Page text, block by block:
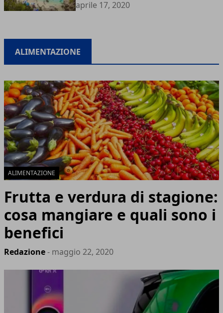
aprile 17, 2020
ALIMENTAZIONE
ALIMENTAZIONE
Frutta e verdura di stagione:
cosa mangiare e quali sono i
benefici
Redazione- maggio 22, 2020